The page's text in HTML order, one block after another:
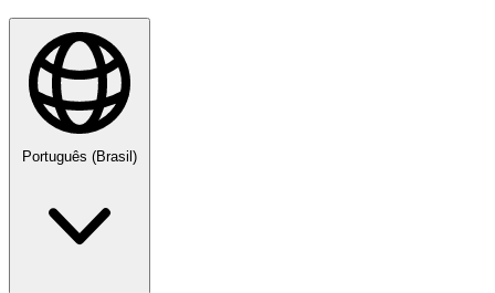
Português (Brasil)